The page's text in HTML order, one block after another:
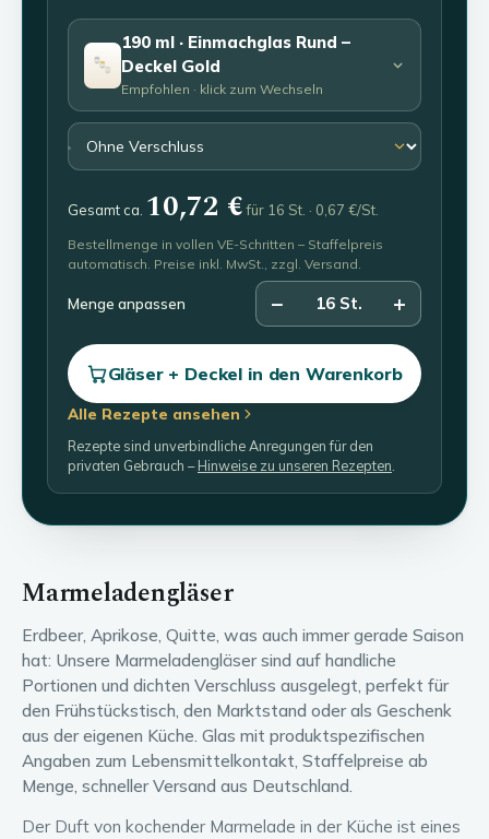
190 ml · Einmachglas Rund –
Deckel Gold
Empfohlen · klick zum Wechseln
Gesamt ca. 10,72 € für 16 St. · 0,67 €/St.
Bestellmenge in vollen VE-Schritten – Staffelpreis
automatisch. Preise inkl. MwSt., zzgl. Versand.
Menge anpassen − 16St. +
Gläser + Deckel in den Warenkorb
Alle Rezepte ansehen
Rezepte sind unverbindliche Anregungen für den
privaten Gebrauch –Hinweise zu unseren Rezepten
Marmeladengläser
Erdbeer, Aprikose, Quitte, was auch immer gerade Saison
hat: Unsere Marmeladengläser sind auf handliche
Portionen und dichten Verschluss ausgelegt, perfekt für
den Frühstückstisch, den Marktstand oder als Geschenk
aus der eigenen Küche. Glas mit produktspezifischen
Angaben zum Lebensmittelkontakt, Staffelpreise ab
Menge, schneller Versand aus Deutschland.
Der Duft von kochender Marmelade in der Küche ist eines